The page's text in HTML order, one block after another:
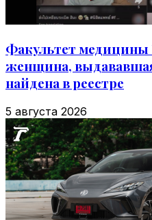
Факультет медицины
женщина, выдававшая
найдена в реестре
5 августа 2026